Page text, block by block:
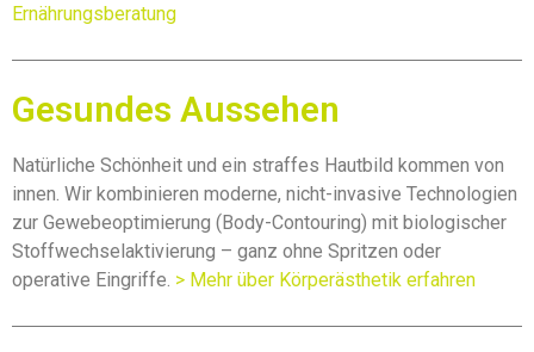
Ernährungsberatung
Gesundes Aussehen
Natürliche Schönheit und ein straffes Hautbild kommen von
innen. Wir kombinieren moderne, nicht-invasive Technologien
zur Gewebeoptimierung (Body-Contouring) mit biologischer
Stoffwechselaktivierung – ganz ohne Spritzen oder
operative Eingriffe. > Mehr über Körperästhetik erfahren